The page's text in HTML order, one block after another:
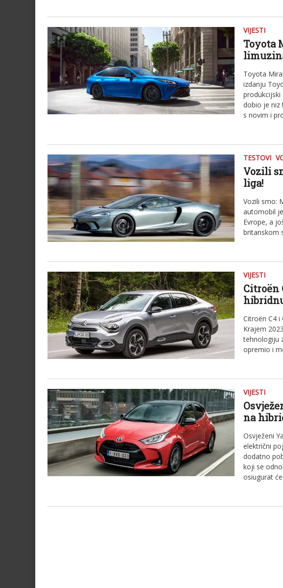
VIJESTI
Toyota
Toyota
izdanju
dobio je niz
s novim i
TESTOVI
Vozili
liga!
Vozili smo:
automobil
Evrope, a
britanskom
VIJESTI
Citroën
Citroën C4 i
Krajem
tehnologiju
opremio i
VIJESTI
na
Osvježeni
električni
dodatno
koji se
osiugurat će